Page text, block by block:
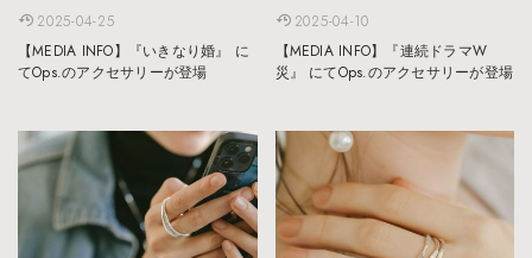
2025-04-25
【MEDIA INFO】『いきなり婚』 に
てOps.のアクセサリーが登場
2025-04-10
【MEDIA INFO】『連続ドラマW
災』 にてOps.のアクセサリーが登場